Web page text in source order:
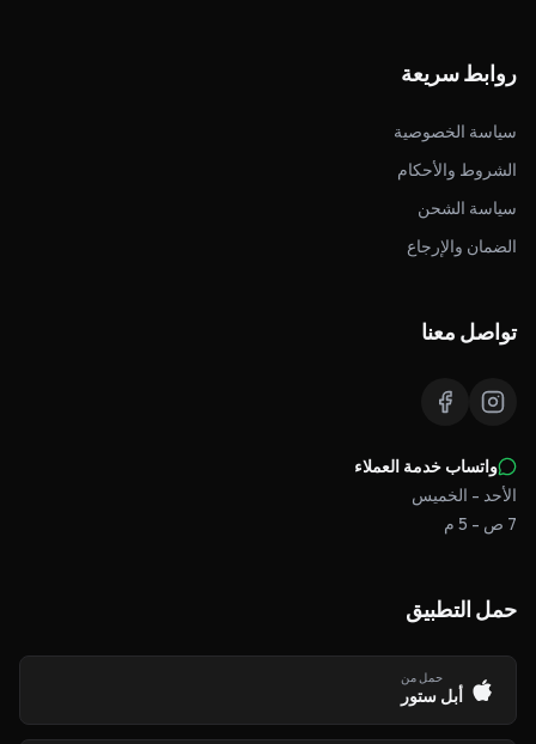
روابط سريعة
سياسة الخصوصية
الشروط والأحكام
سياسة الشحن
الضمان والإرجاع
تواصل معنا
واتساب خدمة العملاء
الأحد - الخميس
7 ص - 5 م
حمل التطبيق
حمل من
أبل ستور